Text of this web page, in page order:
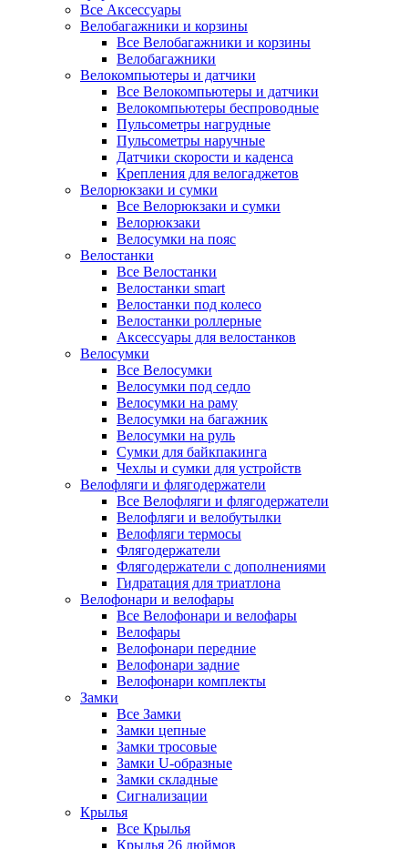
Все Аксессуары
Велобагажники и корзины
Все Велобагажники и корзины
Велобагажники
Велокомпьютеры и датчики
Все Велокомпьютеры и датчики
Велокомпьютеры беспроводные
Пульсометры нагрудные
Пульсометры наручные
Датчики скорости и каденса
Крепления для велогаджетов
Велорюкзаки и сумки
Все Велорюкзаки и сумки
Велорюкзаки
Велосумки на пояс
Велостанки
Все Велостанки
Велостанки smart
Велостанки под колесо
Велостанки роллерные
Аксессуары для велостанков
Велосумки
Все Велосумки
Велосумки под седло
Велосумки на раму
Велосумки на багажник
Велосумки на руль
Сумки для байкпакинга
Чехлы и сумки для устройств
Велофляги и флягодержатели
Все Велофляги и флягодержатели
Велофляги и велобутылки
Велофляги термосы
Флягодержатели
Флягодержатели с дополнениями
Гидратация для триатлона
Велофонари и велофары
Все Велофонари и велофары
Велофары
Велофонари передние
Велофонари задние
Велофонари комплекты
Замки
Все Замки
Замки цепные
Замки тросовые
Замки U-образные
Замки складные
Сигнализации
Крылья
Все Крылья
Крылья 26 дюймов